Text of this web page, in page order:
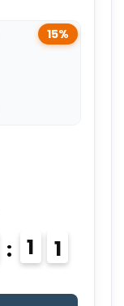
15%
1 0